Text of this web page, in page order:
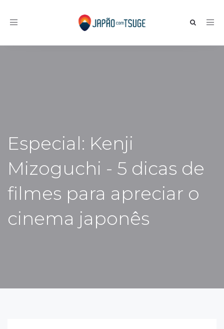
Toggle navigation
Especial: Kenji
Mizoguchi - 5 dicas de
filmes para apreciar o
cinema japonês